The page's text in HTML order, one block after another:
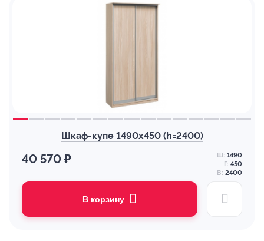
Шкаф-купе 1490х450 (h=2400)
40 570 ₽ Ш: 1490
Г: 450
В: 2400
В корзину